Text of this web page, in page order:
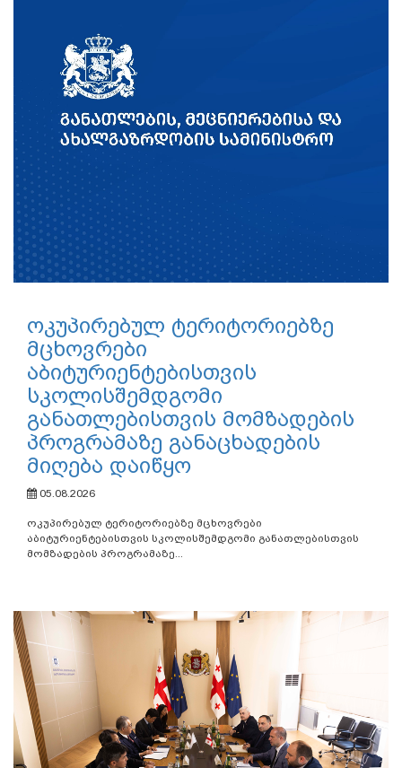
ოკუპირებულ ტერიტორიებზე
მცხოვრები
აბიტურიენტებისთვის
სკოლისშემდგომი
განათლებისთვის მომზადების
პროგრამაზე განაცხადების
მიღება დაიწყო
05.08.2026
ოკუპირებულ ტერიტორიებზე მცხოვრები
აბიტურიენტებისთვის სკოლისშემდგომი განათლებისთვის
მომზადების პროგრამაზე...